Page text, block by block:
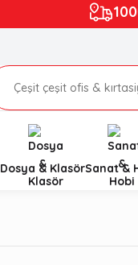
Dosya & KlasörSanat &